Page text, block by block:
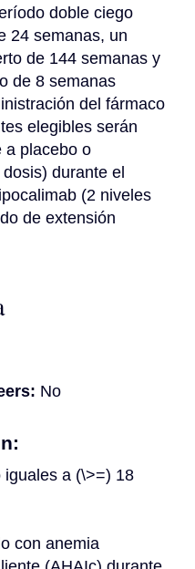
doble ciego
24 semanas, un
de 144 semanas y
de 8 semanas
del fármaco
elegibles serán
a placebo o
durante el
(2 niveles
de extensión
No
iguales a (\>=) 18
con anemia